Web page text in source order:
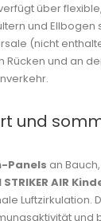
über
und
(nicht
Rücken und an
und
Panels an
STRIKER AIR
Luftzirkulation.
und